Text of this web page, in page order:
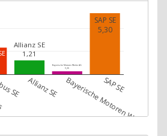
Allianz SE
1,21
Bayerische Motoren Werke AG
0,26
SAP SE
5,30
SE Allianz SE Bayerische Motoren Werke AG
SAP SE